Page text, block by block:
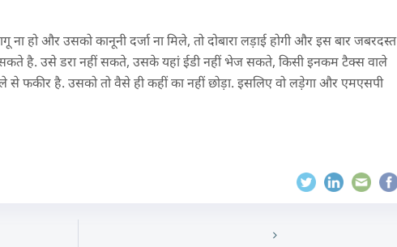
हो और उसको कानूनी दर्जा ना मिले, तो दोबारा लड़ाई होगी और इस बार जबरदस्त
है. उसे डरा नहीं सकते, उसके यहां ईडी नहीं भेज सकते, किसी इनकम टैक्स वाले
फकीर है. उसको तो वैसे ही कहीं का नहीं छोड़ा. इसलिए वो लड़ेगा और एमएसपी